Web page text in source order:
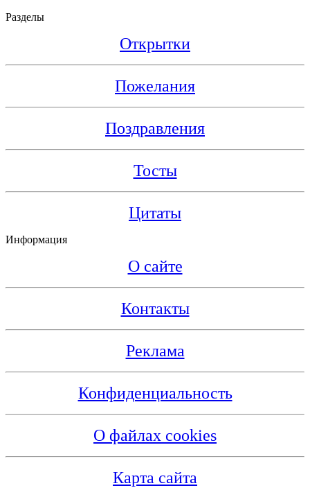
Разделы
Открытки
Пожелания
Поздравления
Тосты
Цитаты
Информация
О сайте
Контакты
Реклама
Конфиденциальность
О файлах cookies
Карта сайта